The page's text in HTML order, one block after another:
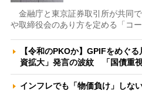
金融庁と東京証券取引所が共同
や取締役会のあり方を定める「コ
【令和のPKOか】GPIFをめぐ
資拡大」発言の波紋 「国債重
インフレでも「物価負け」しな